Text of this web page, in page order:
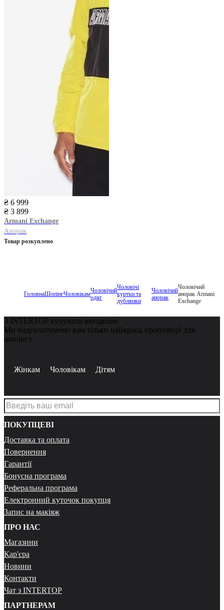
₴ 6 999
₴ 3 899
Armani Exchange
Анорак
Товар розкуплено
ГоловнаШопінгЧоловікамЧоловічий
одяг
Чоловічі
куртки та
дублянки
Чоловічий
анорак
Чоловічий
анорак Armani
Exchange
З INTERTOP купувати вигідніше
Ми надсилатимемо вам тільки найкращі пропозиції для
шопінгу
Жінкам Чоловікам Дітям
ПОКУПЦЕВІ
Доставка та оплата
Повернення
Гарантії
Бонусна програма
Реферальна програма
Електронний куточок покупця
Запис на макіяж
ПРО НАС
Магазини
Кар'єра
Новини
Контакти
Чат з INTERTOP
ПАРТНЕРАМ